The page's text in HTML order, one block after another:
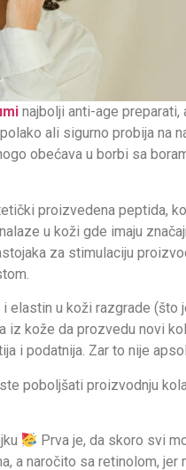
najbolji anti-age preparati,
ali sigurno probija na
obećava u borbi sa
proizvedena peptida,
u koži gde imaju
za stimulaciju
i elastin u koži razgrade (što
kože da prozvedu novi
i podatnija. Zar to nije
poboljšati proizvodnju
Prva je, da skoro svi
a naročito sa retinolom, jer